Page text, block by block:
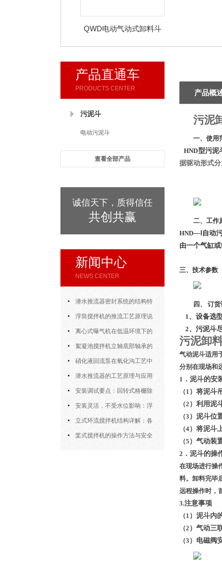
QWD电动气动式卸料斗
产品直通车
PRODUCTS CENTER
污泥斗
电动污泥斗
查看全部产品
诚信天下，质得信任
共创共赢
新闻中心
NEWS CENTER
潜水推流器密封系统的结构特
点与渗漏故障处理
浮筒搅拌机的推流工艺原理说
明 离心式曝气机在低温环境下的
运行特性与防冻措施
絮凝池搅拌机立轴底部轴承的
密封防水与免维护设计
硝化液回流泵在氧化沟工艺中
的布置位置对回流效果的影响
潜水推流器的工艺原理与应用
逻辑安装调试要点：回转式格栅除
污机的土建配合要求与水平度校准
安装灵活，不受水位影响：浮
筒式曝气机的结构优势与适用场景
立式环流搅拌机结构详解：各
部件的功能与协同
桨式搅拌机的操作方法与安全
产品概
污泥
一、使用
HND型污泥
据驱动形式
二、工作
HND—Ⅰ自动
由一个气缸
三、技术参数
四、 订
1、设备选
2、污泥斗
污泥卸
气动泥斗适用
分别在现场和
1 ．泥斗的安
（1 ）将泥斗
（2 ）利用泥
（3 ）泥斗位
（4）将泥斗
（5 ）气动装
2 ．泥斗的操
在现场进行操
料。卸料完毕
远程操作时，
3.注意事项
（1 ）泥斗内
（2 ）气动三
（3 ）电磁阀